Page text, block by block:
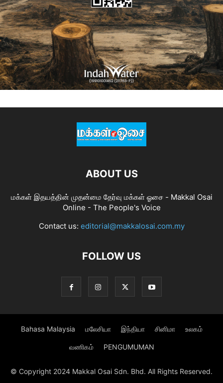
ABOUT US
மக்கள் இதயத்தின் முதன்மை தேர்வு மக்கள் ஓசை - Makkal Osai
Online - The People's Voice
Contact us: editorial@makkalosai.com.my
FOLLOW US
Bahasa Malaysia மலேசியா இந்தியா சினிமா உலகம்
வணிகம் PENGUMUMAN
© Copyright 2024 Makkal Osai Sdn. Bhd. All Rights Reserved.